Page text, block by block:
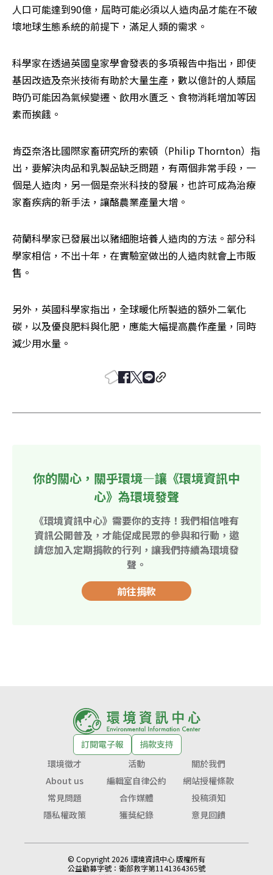
人口可能達到90億，屆時可能必須以人造肉品才能在不破
壞地球生態系統的前提下，滿足人類的需求。
科學家在透過英國皇家學會發表的多項報告中指出，即使
基因改造及奈米技術有助於大量生產，數以億計的人類屆
時仍可能因為氣候變遷、飲用水匱乏、食物消耗增加等因
素而挨餓。
肯亞奈洛比國際家畜研究所的索頓（Philip Thornton）指
出，要解決肉品和乳製品缺乏問題，有兩個非常手段，一
個是人造肉，另一個是奈米科技的發展，也許可成為治療
家畜疾病的新手法，讓酪農業產量大增。
荷蘭科學家已發展出以豬細胞培養人造肉的方法。部分科
學家相信，不出十年，在實驗室做出的人造肉就會上市販
售。
另外，英國科學家指出，全球暖化所製造的額外二氧化
碳，以及優良肥料與化肥，應能大幅提高農作產量，同時
減少用水量。
你的關心，關乎環境—讓《環境資訊中
心》為環境發聲
《環境資訊中心》需要你的支持！我們相信唯有
資訊公開普及，才能促成民眾的參與和行動，邀
請您加入定期捐款的行列，讓我們持續為環境發
聲。
前往捐款
訂閱電子報
捐款支持
環境徵才
活動
關於我們
About us
編輯室自律公約
網站授權條款
常見問題
合作媒體
投稿須知
隱私權政策
獲獎紀錄 意見回饋
© Copyright 2026 環境資訊中心 版權所有
公益勸募字號： 衛部救字第1141364365號